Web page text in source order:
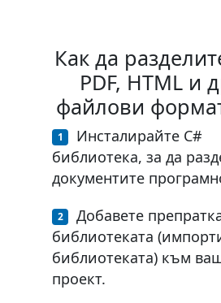
Как да
PDF, HTML и
файлови
Инсталирайте C#
библиотека, за да
документите
Добавете
библиотеката
библиотеката) към
проект.